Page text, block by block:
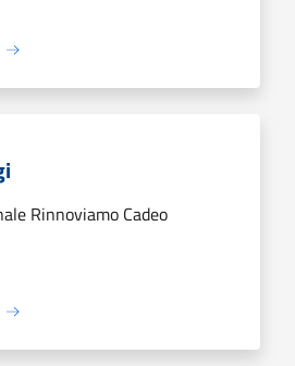
Rinnoviamo Cadeo